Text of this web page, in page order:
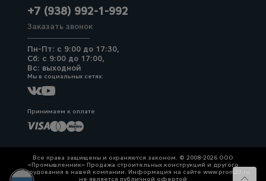
+7 (938) 992-1-992
Заказать звонок
Пн-Пт: с 9:00 до 17:30,
Сб: с 9:00 до 17:00,
Вс: выходной
Мы в социальных сетях:
Принимаем к оплате
Все права защищены и охраняются законом. © 2008-2026 ООО
«Промышленник» Продажа строительных конструкций и другого
оборудования в нашей компании. Информация на сайте www.prom23.ru
не является публичной офертой